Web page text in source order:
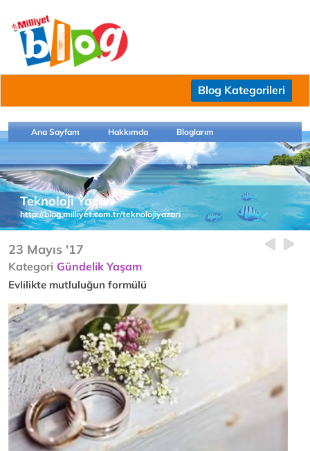
Blog Kategorileri
Ana Sayfam Hakkımda Bloglarım
Teknoloji Yazarı
http://blog.milliyet.com.tr/teknolojiyazari
23 Mayıs '17
Kategori Gündelik Yaşam
Evlilikte mutluluğun formülü